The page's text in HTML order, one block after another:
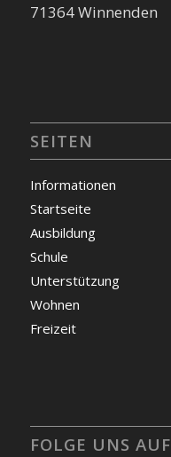
71364 Winnenden
SEITEN
Informationen
Startseite
Ausbildung
Schule
Unterstützung
Wohnen
Freizeit
FOLGE UNS AUF